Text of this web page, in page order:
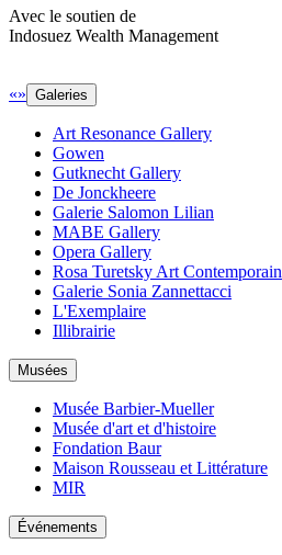
Avec le soutien de
Indosuez Wealth Management
«» Galeries
Art Resonance Gallery
Gowen
Gutknecht Gallery
De Jonckheere
Galerie Salomon Lilian
MABE Gallery
Opera Gallery
Rosa Turetsky Art Contemporain
Galerie Sonia Zannettacci
L'Exemplaire
Illibrairie
Musées
Musée Barbier-Mueller
Musée d'art et d'histoire
Fondation Baur
Maison Rousseau et Littérature
MIR
Événements